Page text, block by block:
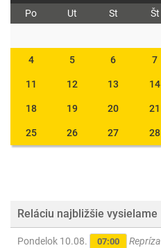
Po Ut St Št
4 5 6 7
11 12 13 14
18 19 20 21
25 26 27 28
Reláciu najbližšie vysielame
Pondelok 10.08. 07:00 Repríza